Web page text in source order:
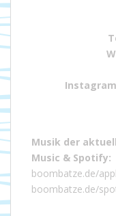
Musik der
Music & Spotify:
boombatze.de/
boombatze.de/